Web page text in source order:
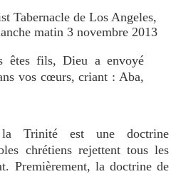
Tabernacle de Los Angeles,
matin 3 novembre 2013
êtes fils, Dieu a envoyé
vos cœurs, criant : Aba,
Trinité est une doctrine
chrétiens rejettent tous les
Premièrement, la doctrine de